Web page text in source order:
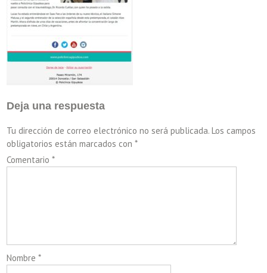
Deja una respuesta
Tu dirección de correo electrónico no será publicada. Los campos
obligatorios están marcados con*
Comentario*
Nombre*